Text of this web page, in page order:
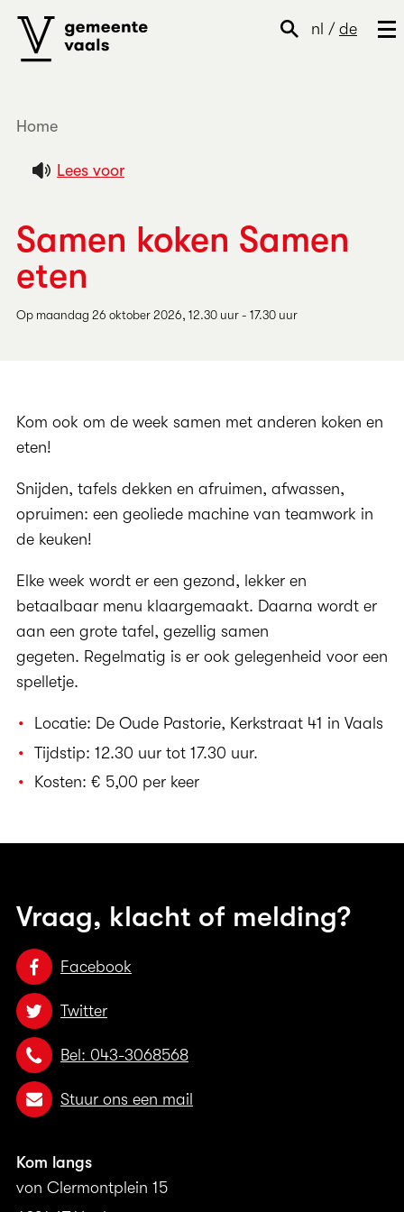
nl / de
Home
Lees voor
Samen koken Samen
eten
Op maandag 26 oktober 2026, 12.30 uur - 17.30 uur
Kom ook om de week samen met anderen koken en
eten!
Snijden, tafels dekken en afruimen, afwassen,
opruimen: een geoliede machine van teamwork in
de keuken!
Elke week wordt er een gezond, lekker en
betaalbaar menu klaargemaakt. Daarna wordt er
aan een grote tafel, gezellig samen
gegeten. Regelmatig is er ook gelegenheid voor een
spelletje.
Locatie: De Oude Pastorie, Kerkstraat 41 in Vaals
Tijdstip: 12.30 uur tot 17.30 uur.
Kosten: € 5,00 per keer
Vraag, klacht of melding?
Facebook
Twitter
Bel: 043-3068568
Stuur ons een mail
Kom langs
von Clermontplein 15